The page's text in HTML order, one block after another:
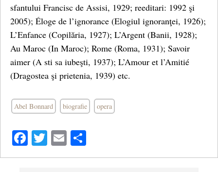
sfantului Francisc de Assisi, 1929; reeditari: 1992 şi
2005); Éloge de l’ignorance (Elogiul ignoranţei, 1926);
L’Enfance (Copilăria, 1927); L’Argent (Banii, 1928);
Au Maroc (In Maroc); Rome (Roma, 1931); Savoir
aimer (A sti sa iubeşti, 1937); L’Amour et l’Amitié
(Dragostea şi prietenia, 1939) etc.
Abel Bonnard biografie opera
Facebook
Twitter
Email